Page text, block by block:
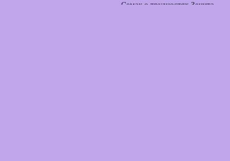
Семак о трудностях Зенита